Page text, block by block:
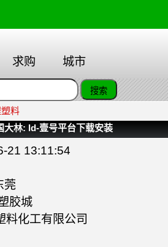
求购 城市
料
大林: ld-壹号平台下载安装
21 13:11:54
莞
胶城
料化工有限公司